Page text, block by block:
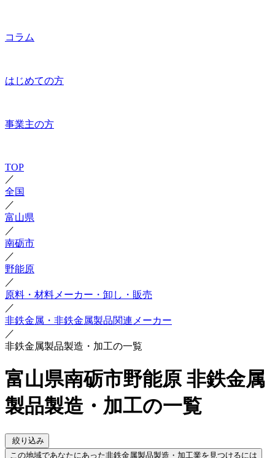
コラム
はじめての方
事業主の方
TOP
／
全国
／
富山県
／
南砺市
／
野能原
／
原料・材料メーカー・卸し・販売
／
非鉄金属・非鉄金属製品関連メーカー
／
非鉄金属製品製造・加工の一覧
富山県南砺市野能原 非鉄金属
製品製造・加工の一覧
絞り込み
この地域であなたにあった非鉄金属製品製造・加工業を見つけるには